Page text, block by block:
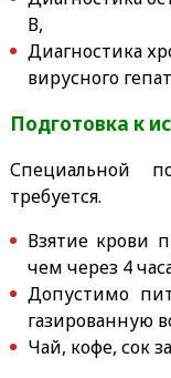
В,
Диагностика
вирусного
Подготовка к
Специальной
требуется.
Взятие крови
чем через 4
Допустимо
газированную
Чай, кофе, сок